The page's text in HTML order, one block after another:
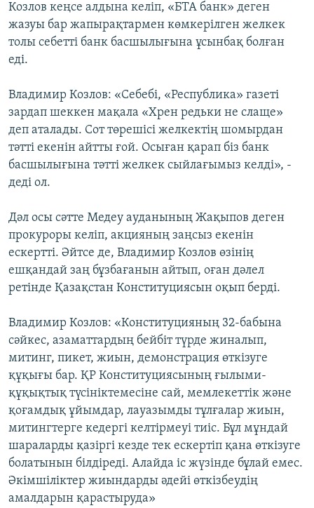
Козлов кеңсе алдына келіп, «БТА банк» деген
жазуы бар жапырақтармен көмкерілген желкек
толы себетті банк басшылығына ұсынбақ болған
еді.
Владимир Козлов: «Себебі, «Республика» газеті
зардап шеккен мақала «Хрен редьки не слаще»
деп аталады. Сот төрешісі желкектің шомырдан
тәтті екенін айтты ғой. Осыған қарап біз банк
басшылығына тәтті желкек сыйлағымыз келді», -
деді ол.
Дәл осы сәтте Медеу ауданының Жақыпов деген
прокуроры келіп, акцияның заңсыз екенін
ескертті. Әйтсе де, Владимир Козлов өзінің
ешқандай заң бұзбағанын айтып, оған дәлел
ретінде Қазақстан Конституциясын оқып берді.
Владимир Козлов: «Конституцияның 32-бабына
сәйкес, азаматтардың бейбіт түрде жиналып,
митинг, пикет, жиын, демонстрация өткізуге
құқығы бар. ҚР Конституциясының ғылыми-
құқықтық түсініктемесіне сай, мемлекеттік және
қоғамдық ұйымдар, лауазымды тұлғалар жиын,
митингтерге кедергі келтірмеуі тиіс. Бұл мұндай
шараларды қазіргі кезде тек ескертіп қана өткізуге
болатынын білдіреді. Алайда іс жүзінде бұлай емес.
Әкімшіліктер жиындарды әдейі өткізбеудің
амалдарын қарастыруда»